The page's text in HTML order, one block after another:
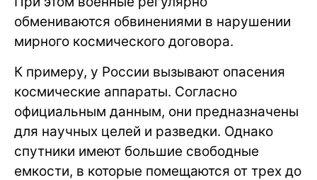
обмениваются обвинениями в нарушении
мирного космического договора.
К примеру, у России вызывают опасения
космические аппараты. Согласно
официальным данным, они предназначены
для научных целей и разведки. Однако
спутники имеют большие свободные
емкости, в которые помещаются от трех до